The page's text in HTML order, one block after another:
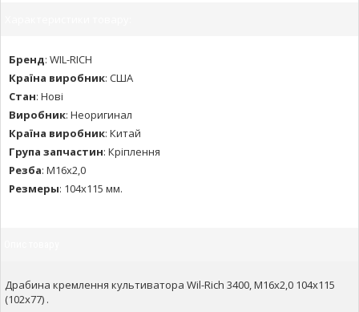
Бренд: WIL-RICH
Країна виробник: США
Стан: Нові
Виробник: Неоригинал
Країна виробник: Китай
Група запчастин: Кріплення
Резба: М16х2,0
Резмеры: 104х115 мм.
Драбина кремлення культиватора Wil-Rich 3400, М16х2,0 104х115
(102x77) .